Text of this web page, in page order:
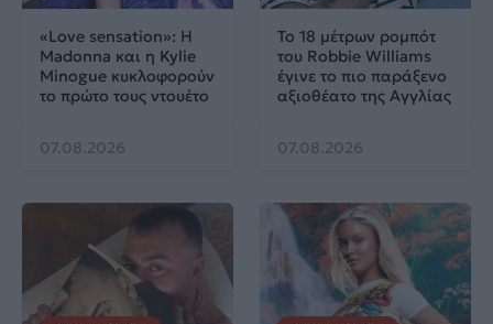
«Love sensation»: Η
Madonna και η Kylie
Minogue κυκλοφορούν
το πρώτο τους ντουέτο
07.08.2026
Το 18 μέτρων ρομπότ
του Robbie Williams
έγινε το πιο παράξενο
αξιοθέατο της Αγγλίας
07.08.2026